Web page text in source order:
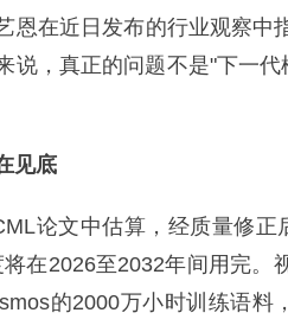
在近日发布的行业观察中
说，真正的问题不是"下一
见底
论文中估算，经质量修正
在2026至2032年间用完。
的2000万小时训练语料